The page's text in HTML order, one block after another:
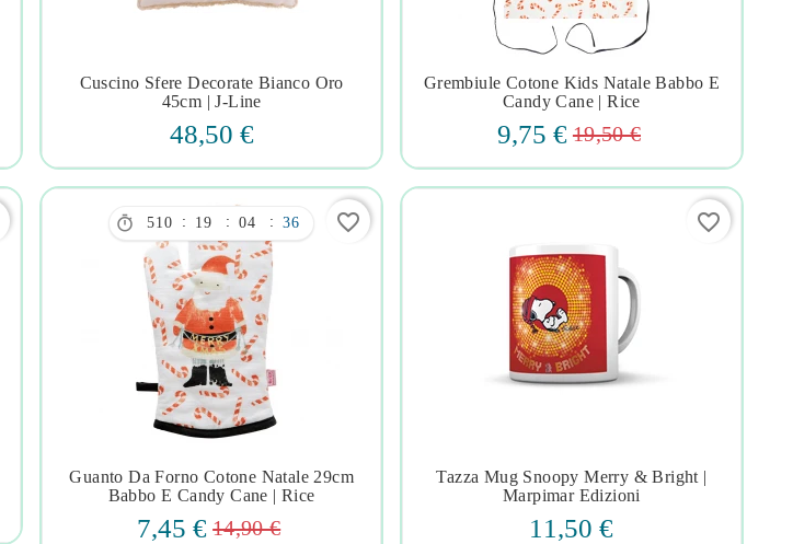
 
Cuscino Sfere Decorate Bianco Oro
45cm | J-Line
48,50 €
   
Grembiule Cotone Kids Natale Babbo E
Candy Cane | Rice
9,75 € 19,50 €
 510 : 19 : 04 : 35
   
Guanto Da Forno Cotone Natale 29cm
Babbo E Candy Cane | Rice
7,45 € 14,90 €
favorite_border
   
Tazza Mug Snoopy Merry & Bright |
Marpimar Edizioni
11,50 €
favorite_border